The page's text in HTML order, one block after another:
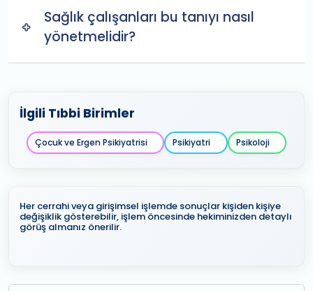
Sağlık çalışanları bu tanıyı nasıl
yönetmelidir?
İlgili Tıbbi Birimler
Çocuk ve Ergen Psikiyatrisi Psikiyatri Psikoloji
Her cerrahi veya girişimsel işlemde sonuçlar kişiden kişiye
değişiklik gösterebilir, işlem öncesinde hekiminizden detaylı
görüş almanız önerilir.